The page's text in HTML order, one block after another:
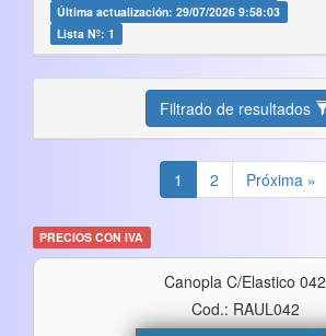
Última actualización: 29/07/2026 9:58:03
Lista Nº: 1
Filtrado de resultados
1 2 Próxima »
PRECIOS CON IVA
Canopla C/elastico 042
Cod.: RAUL042